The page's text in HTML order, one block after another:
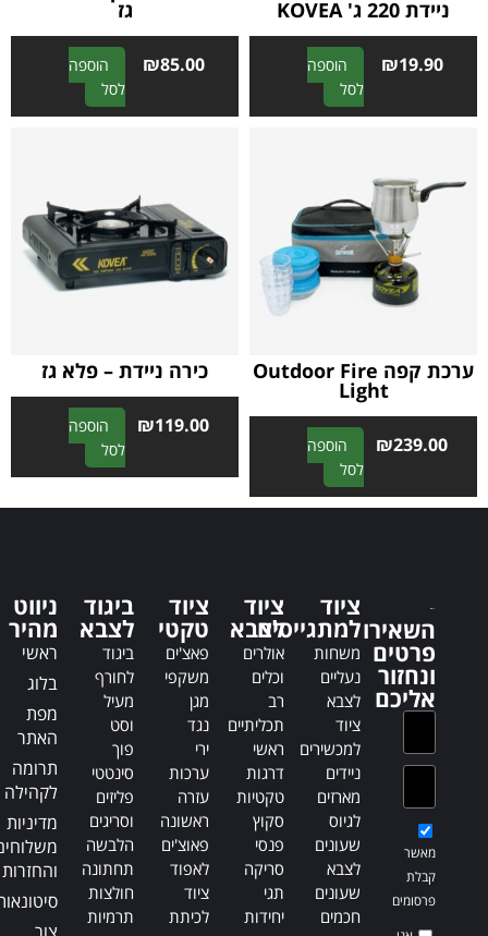
ניידת 220 ג' KOVEA
₪19.90
הוספה
לסל
A
l
n
a
t
i
גז
₪85.00
הוספה
לסל
A
l
n
a
t
i
ערכת קפה Outdoor Fire
Light
₪239.00
הוספה
לסל
A
l
t
i
v
כירה ניידת – פלא גז
₪119.00
הוספה
לסל
A
l
t
i
השאירו
פרטים
ונחזור
אליכם
מאשר
קבלת
פרסומים
ציוד
למתגייסים
משחות
נעליים
לצבא
ציוד
למכשירים
ניידים
מארזים
לגיוס
שעונים
לצבא
שעונים
חכמים
ציוד
לצבא
אולרים
וכלים
רב
תכליתיים
ראשי
דרגות
טקטיות
סקוץ
פנסי
סריקה
תגי
יחידות
ציוד
טקטי
פאצ'ים
משקפי
מגן
נגד
ירי
ערכות
עזרה
ראשונה
פאוצ'ים
לאפוד
ציוד
לכיתת
ביגוד
לצבא
ביגוד
לחורף
מעיל
וסט
פוך
סינטטי
פליזים
וסריגים
הלבשה
תחתונה
חולצות
תרמיות
ניווט
מהיר
ראשי
בלוג
מפת
האתר
תרומה
לקהילה
מדיניות
והחזרות